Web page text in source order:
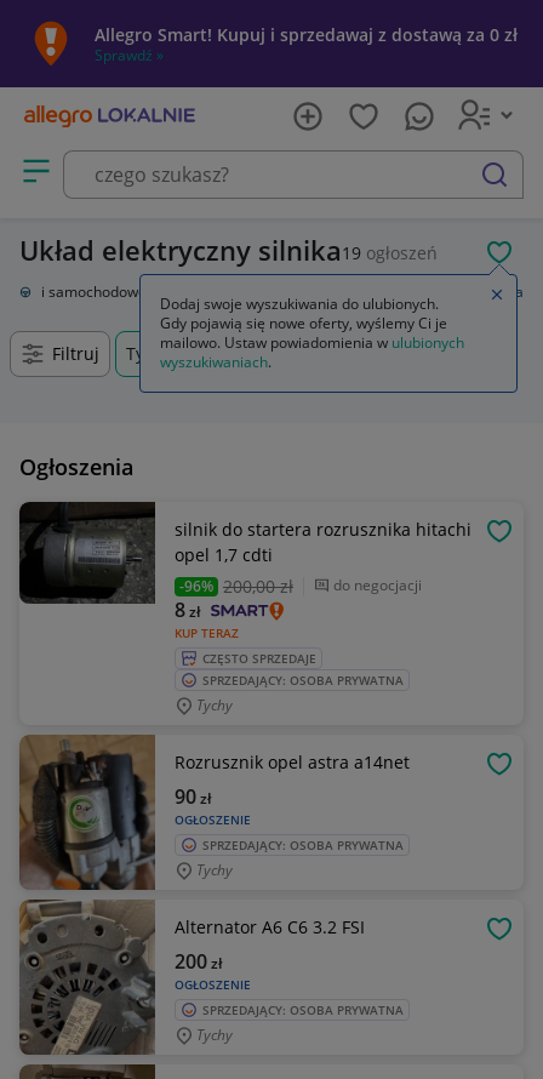
Allegro Smart! Kupuj i sprzedawaj z dostawą za 0 zł
Sprawdź »
Otwórz menu z kategoriami
szukaj
Układ elektryczny silnika19 ogłoszeń
Części samochodowe Układ elektryczny silnika
Filtruj Tychy, Śląskie, +0 km
Ogłoszenia
silnik do startera rozrusznika hitachi
opel 1,7 cdti
-96% 200,00 zł do negocjacji
KUP TERAZ
8zł
CZĘSTO SPRZEDAJE
SPRZEDAJĄCY: OSOBA PRYWATNA
Tychy
Rozrusznik opel astra a14net
OGŁOSZENIE
90zł
SPRZEDAJĄCY: OSOBA PRYWATNA
Tychy
Alternator A6 C6 3.2 FSI
OGŁOSZENIE
200zł
SPRZEDAJĄCY: OSOBA PRYWATNA
Tychy
Dodaj swoje wyszukiwania do ulubionych.
Gdy pojawią się nowe oferty, wyślemy Ci je
mailowo. Ustaw powiadomienia w ulubionych
wyszukiwaniach.